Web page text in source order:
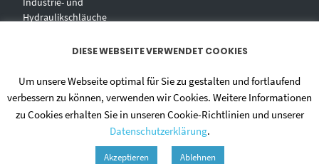
Hydraulikschläuche
Zentralschmierungen
Hochdruckwaschgeräte und
DIESE WEBSEITE VERWENDET COOKIES
Um unsere Webseite optimal für Sie zu gestalten und fortlaufend
verbessern zu können, verwenden wir Cookies. Weitere Informationen
zu Cookies erhalten Sie in unseren Cookie-Richtlinien und unserer
Datenschutzerklärung.
Akzeptieren Ablehnen